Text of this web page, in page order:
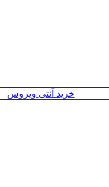
خرید آنتی ویروس